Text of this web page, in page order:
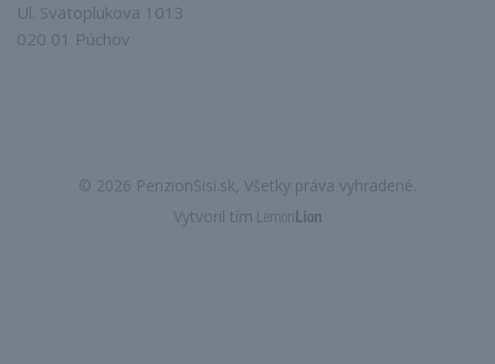
Ul. Svätoplukova 1013
020 01 Púchov
© 2026 PenzionSisi.sk, Všetky práva vyhradené.
Vytvoril tím